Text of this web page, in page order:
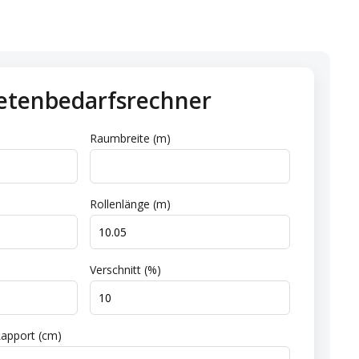
Raumbreite (m)
Rollenlänge (m)
Verschnitt (%)
(cm)